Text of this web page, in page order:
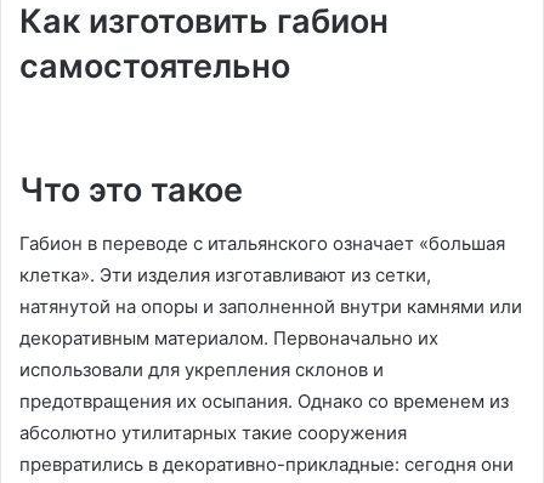
Как изготовить габион
самостоятельно
Что это такое
Габион в переводе с итальянского означает «большая
клетка». Эти изделия изготавливают из сетки,
натянутой на опоры и заполненной внутри камнями или
декоративным материалом. Первоначально их
использовали для укрепления склонов и
предотвращения их осыпания. Однако со временем из
абсолютно утилитарных такие сооружения
превратились в декоративно-прикладные: сегодня они